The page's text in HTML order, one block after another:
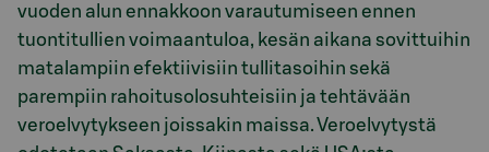
vuoden alun ennakkoon varautumiseen ennen
tuontitullien voimaantuloa, kesän aikana sovittuihin
matalampiin efektiivisiin tullitasoihin sekä
parempiin rahoitusolosuhteisiin ja tehtävään
veroelvytykseen joissakin maissa. Veroelvytystä